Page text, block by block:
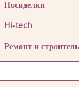
Посиделки
Hi-tech
Ремонт и